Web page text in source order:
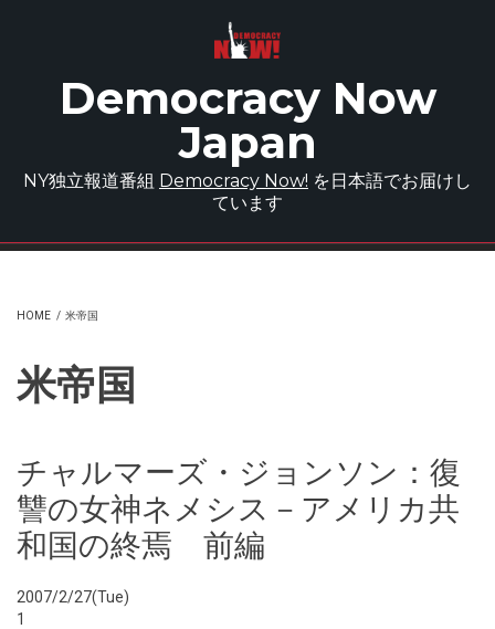
Democracy Now
Japan
NY独立報道番組 Democracy Now! を日本語でお届けし
ています
HOME / 米帝国
米帝国
チャルマーズ・ジョンソン：復
讐の女神ネメシス－アメリカ共
和国の終焉 前編
2007/2/27(Tue)
1